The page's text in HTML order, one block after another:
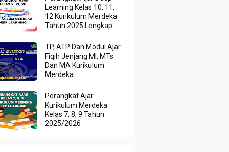
Learning Kelas 10, 11,
12 Kurikulum Merdeka
Tahun 2025 Lengkap
TP, ATP Dan Modul Ajar
Fiqih Jenjang MI, MTs
Dan MA Kurikulum
Merdeka
Perangkat Ajar
Kurikulum Merdeka
Kelas 7, 8, 9 Tahun
2025/2026